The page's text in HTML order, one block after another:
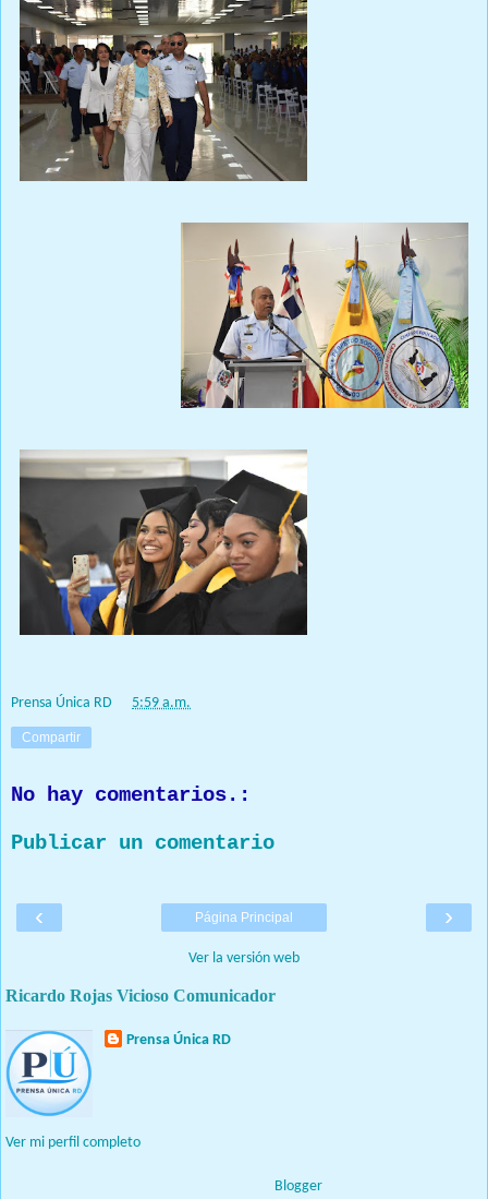
Prensa Única RD 5:59 a.m.
Compartir
No hay comentarios.:
Publicar un comentario
‹ ›
Página Principal
Ver la versión web
Ricardo Rojas Vicioso Comunicador
Prensa Única RD
Ver mi perfil completo
Blogger.